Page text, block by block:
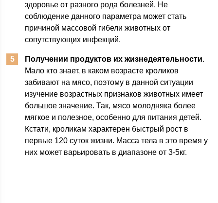
здоровье от разного рода болезней. Не
соблюдение данного параметра может стать
причиной массовой гибели животных от
сопутствующих инфекций.
Получении продуктов их жизнедеятельности.
Мало кто знает, в каком возрасте кроликов
забивают на мясо, поэтому в данной ситуации
изучение возрастных признаков животных имеет
большое значение. Так, мясо молодняка более
мягкое и полезное, особенно для питания детей.
Кстати, кроликам характерен быстрый рост в
первые 120 суток жизни. Масса тела в это время у
них может варьировать в диапазоне от 3-5кг.